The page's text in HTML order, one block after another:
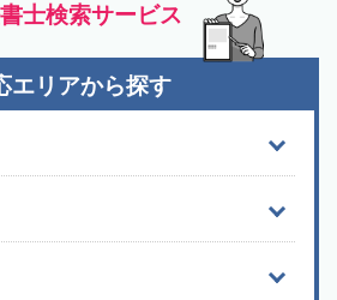
士検索サービス
エリアから探す